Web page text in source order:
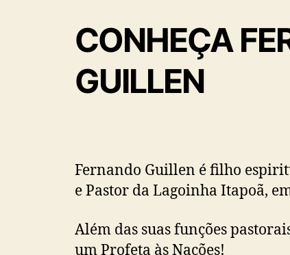
CONHEÇA
GUILLEN
Fernando Guillen é filho
e Pastor da Lagoinha Itapoã,
Além das suas funções
um Profeta às Nações!